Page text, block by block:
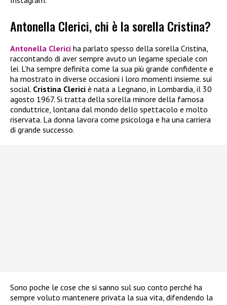
Antonella Clerici, chi è la sorella Cristina?
Antonella Clerici ha parlato spesso della sorella Cristina,
raccontando di aver sempre avuto un legame speciale con
lei. L’ha sempre definita come la sua più grande confidente e
ha mostrato in diverse occasioni i loro momenti insieme. sui
social. Cristina Clerici è nata a Legnano, in Lombardia, il 30
agosto 1967. Si tratta della sorella minore della famosa
conduttrice, lontana dal mondo dello spettacolo e molto
riservata. La donna lavora come psicologa e ha una carriera
di grande successo.
Sono poche le cose che si sanno sul suo conto perché ha
sempre voluto mantenere privata la sua vita, difendendo la